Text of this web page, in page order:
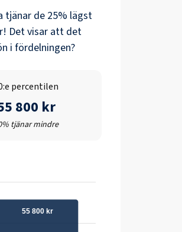
tjänar de 25% lägst
! Det visar att det
i fördelningen?
percentilen
800 kr
tjänar mindre
55 800 kr